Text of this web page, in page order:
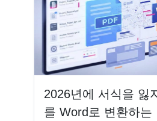
2026년에 서식을 잃
를 Word로 변환하는